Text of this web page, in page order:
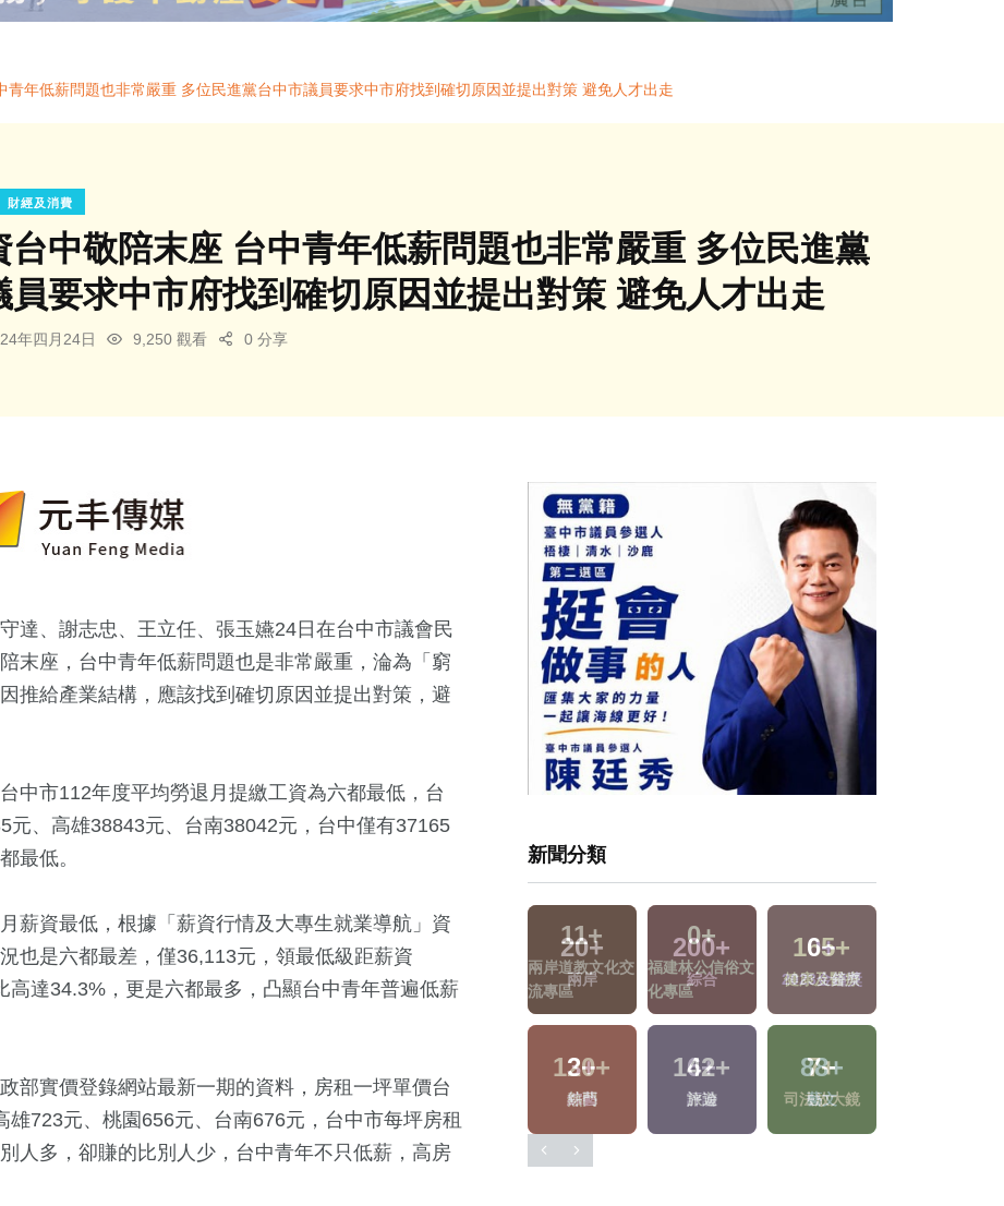
青年低薪問題也非常嚴重 多位民進黨台中市議員要求中市府找到確切原因並提出對策 避免人才出走
財經及消費
台中敬陪末座 台中青年低薪問題也非常嚴重 多位民進黨
員要求中市府找到確切原因並提出對策 避免人才出走
年四月24日 9,250 觀看 0 分享
達、謝志忠、王立任、張玉嬿24日在台中市議會民
末座，台中青年低薪問題也是非常嚴重，淪為「窮
推給產業結構，應該找到確切原因並提出對策，避
中市112年度平均勞退月提繳工資為六都最低，台
元、高雄38843元、台南38042元，台中僅有37165
最低。
薪資最低，根據「薪資行情及大專生就業導航」資
也是六都最差，僅36,113元，領最低級距薪資
高達34.3%，更是六都最多，凸顯台中青年普遍低薪
部實價登錄網站最新一期的資料，房租一坪單價台
723元、桃園656元、台南676元，台中市每坪房租
人多，卻賺的比別人少，台中青年不只低薪，高房
新聞分類
+
動
20+
兩岸
0+
福建林公信俗文
化專區
健康及醫療
綜藝 評論
11+
兩岸道教文化交
流專區
200+
綜合
0+
2023金鐘獎
120+
熱門
142+
旅遊
7+
司法放大鏡